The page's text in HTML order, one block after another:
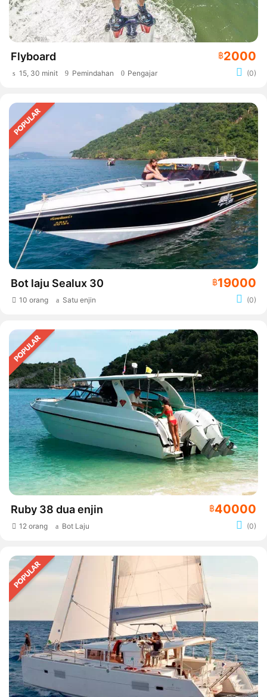
Flyboard ฿2000
15, 30 minit Pemindahan Pengajar (0)
Bot laju Sealux 30 ฿19000
10 orang Satu enjin (0)
Ruby 38 dua enjin ฿40000
12 orang Bot Laju (0)